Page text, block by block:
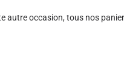
autre occasion, tous nos